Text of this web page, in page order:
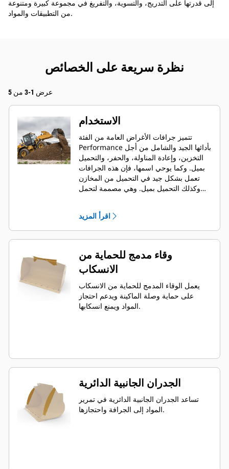
إلى قدرتها على التدريج، والتسوية، والتفريغ في مجموعة كبيرة ومتنوعة
من التطبيقات والمواد.
نظرة سريعة على الخصائص
عرض 1-3 من 5
الاستخدام
تتميز جرافات الأغراض العامة من الفئة
Performance بأدائها الجيد والشامل من أجل
التخزين، وإعادة المناولة، والحفر، والتحميل
بميل. وكما يوحي اسمها، فإن هذه الجرافات
تعمل بشكل جيد في التحميل من المخازن
وكذلك التحميل بميل. وهي مصممة لتحمل
الكاشطة. مثالية لتطبيقات السحب الخلفي
والتسوية. يمكن أن يصل عامل التعبئة
لجرافات الفئة Performance إلى 115%
فوق السعة المحددة.
اقرأ المزيد
وقاء مدمج للحماية من
الانسكاب
يعمل الوقاء المدمج للحماية من الانسكاب
على حماية وصلة الماكينة ويدعم احتجاز
المواد ويمنع انسكابها.
الجدران الجانبية الدائرية
تساعد الجدران الجانبية الدائرية في تمرير
المواد إلى الجرافة واحتجازها.